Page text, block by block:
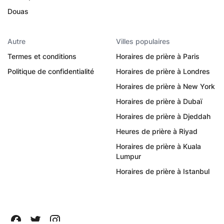
Douas
Autre
Termes et conditions
Politique de confidentialité
Villes populaires
Horaires de prière à Paris
Horaires de prière à Londres
Horaires de prière à New York
Horaires de prière à Dubaï
Horaires de prière à Djeddah
Heures de prière à Riyad
Horaires de prière à Kuala
Lumpur
Horaires de prière à Istanbul